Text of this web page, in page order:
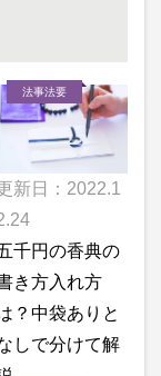
法事法要
新日：2022.1
千円の香典の
き方入れ方
？中袋ありと
しで分けて解